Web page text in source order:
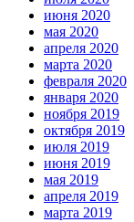
июня 2020
мая 2020
апреля 2020
марта 2020
февраля 2020
января 2020
ноября 2019
октября 2019
июля 2019
июня 2019
мая 2019
апреля 2019
марта 2019